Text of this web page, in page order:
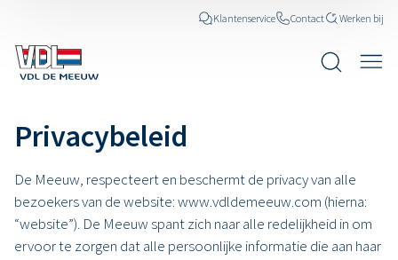
Klantenservice Contact Werken bij
Privacybeleid
De Meeuw, respecteert en beschermt de privacy van alle
bezoekers van de website: www.vdldemeeuw.com (hierna:
“website”). De Meeuw spant zich naar alle redelijkheid in om
ervoor te zorgen dat alle persoonlijke informatie die aan haar